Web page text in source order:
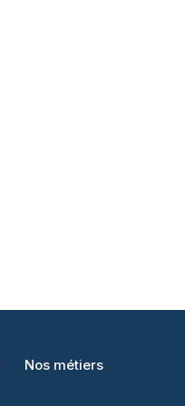
Nos métiers